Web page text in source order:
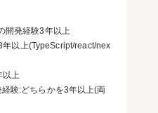
開発経験3年以上
年以上(TypeScript/react/nex
以上
験:どちらかを3年以上(両